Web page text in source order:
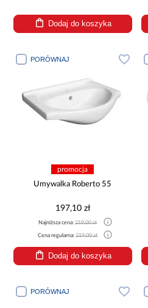
Dodaj do koszyka
PORÓWNAJ
promocja
Umywalka Roberto 55
197,10 zł
Najniższa cena:219,00 zł
Cena regularna:219,00 zł
Dodaj do koszyka
PORÓWNAJ